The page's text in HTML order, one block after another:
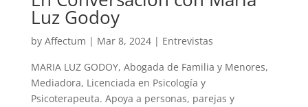
Luz Godoy
by Affectum | Mar 8, 2024| Entrevistas
MARIA LUZ GODOY, Abogada de Familia y Menores,
Mediadora, Licenciada en Psicología y
Psicoterapeuta. Apoya a personas, parejas y